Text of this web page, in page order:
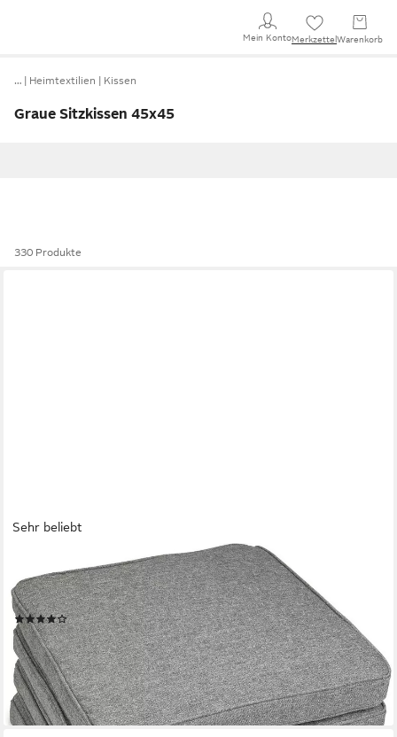
Mein KontoMerkzettel Warenkorb
… Heimtextilien Kissen
Graue Sitzkissen 45x45
330 Produkte
Sehr beliebt
Stuhlkissen 4er Set Stuhlkissen wasserdicht UV-lichtecht BALI,
4er Set 40x40x5cm Grau
(30)
ab 54,99 € 66,93 €
-18%
lieferbar - in 4-5 Werktagen bei dir
+1